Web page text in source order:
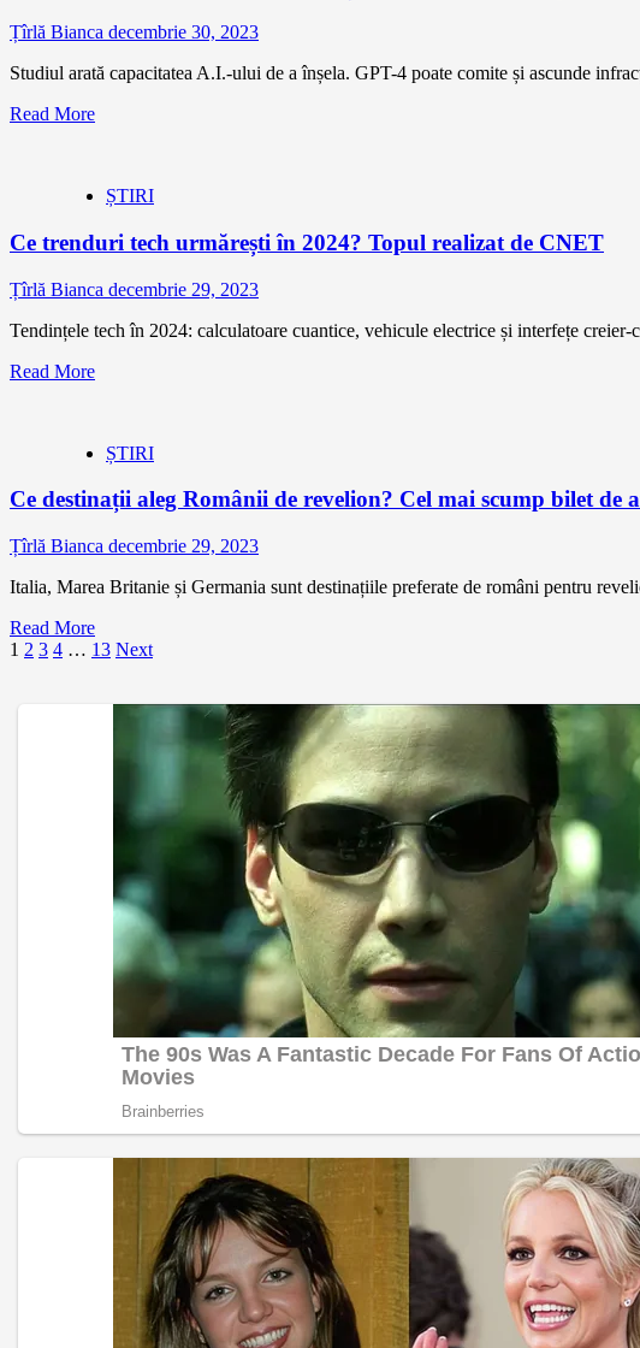
Țîrlă Bianca decembrie 30, 2023
Studiul arată capacitatea A.I.-ului de a înșela. GPT-4 poate comite și ascunde
Read More
ȘTIRI
Ce trenduri tech urmărești în 2024? Topul realizat de CNET
Țîrlă Bianca decembrie 29, 2023
Tendințele tech în 2024: calculatoare cuantice, vehicule electrice și interfețe
Read More
ȘTIRI
Ce destinații aleg Românii de revelion? Cel mai scump bilet de
Țîrlă Bianca decembrie 29, 2023
Italia, Marea Britanie și Germania sunt destinațiile preferate de români pentru
Read More
Paginație
1 2 3 4 … 13 Next